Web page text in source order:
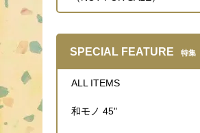
SPECIAL FEATURE 特集
ALL ITEMS
和モノ 45"